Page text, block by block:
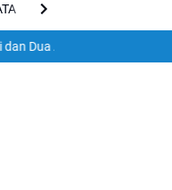
VIRAL
dalam Gempa Dahsyat